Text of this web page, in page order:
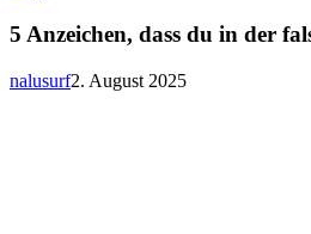
dass
der
5 Anzeichen, dass du in der
nalusurf2. August 2025